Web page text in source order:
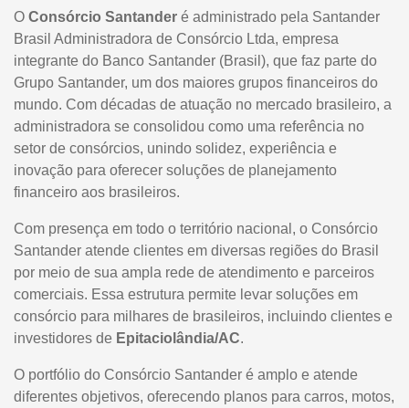
O Consórcio Santander é administrado pela Santander
Brasil Administradora de Consórcio Ltda, empresa
integrante do Banco Santander (Brasil), que faz parte do
Grupo Santander, um dos maiores grupos financeiros do
mundo. Com décadas de atuação no mercado brasileiro, a
administradora se consolidou como uma referência no
setor de consórcios, unindo solidez, experiência e
inovação para oferecer soluções de planejamento
financeiro aos brasileiros.
Com presença em todo o território nacional, o Consórcio
Santander atende clientes em diversas regiões do Brasil
por meio de sua ampla rede de atendimento e parceiros
comerciais. Essa estrutura permite levar soluções em
consórcio para milhares de brasileiros, incluindo clientes e
investidores de Epitaciolândia/AC.
O portfólio do Consórcio Santander é amplo e atende
diferentes objetivos, oferecendo planos para carros, motos,